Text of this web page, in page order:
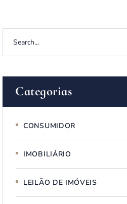
Categorias
CONSUMIDOR
IMOBILIÁRIO
LEILÃO DE IMÓVEIS